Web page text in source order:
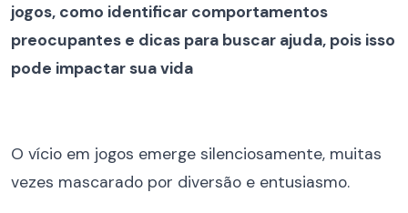
jogos, como identificar comportamentos
preocupantes e dicas para buscar ajuda, pois isso
pode impactar sua vida
O vício em jogos emerge silenciosamente, muitas
vezes mascarado por diversão e entusiasmo.